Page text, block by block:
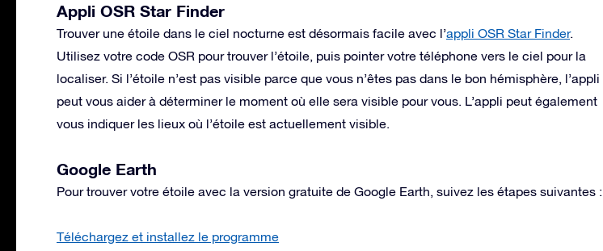
Appli OSR Star Finder
Trouver une étoile dans le ciel nocturne est désormais facile avec l’appli OSR Star Finder.
Utilisez votre code OSR pour trouver l’étoile, puis pointer votre téléphone vers le ciel pour la
localiser. Si l’étoile n’est pas visible parce que vous n’êtes pas dans le bon hémisphère, l’appli
peut vous aider à déterminer le moment où elle sera visible pour vous. L’appli peut également
vous indiquer les lieux où l’étoile est actuellement visible.
Google Earth
Pour trouver votre étoile avec la version gratuite de Google Earth, suivez les étapes suivantes :
Téléchargez et installez le programme